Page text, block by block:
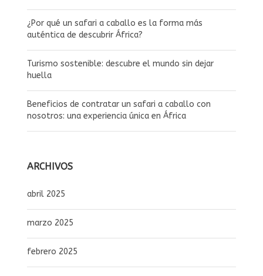
¿Por qué un safari a caballo es la forma más
auténtica de descubrir África?
Turismo sostenible: descubre el mundo sin dejar
huella
Beneficios de contratar un safari a caballo con
nosotros: una experiencia única en África
ARCHIVOS
abril 2025
marzo 2025
febrero 2025